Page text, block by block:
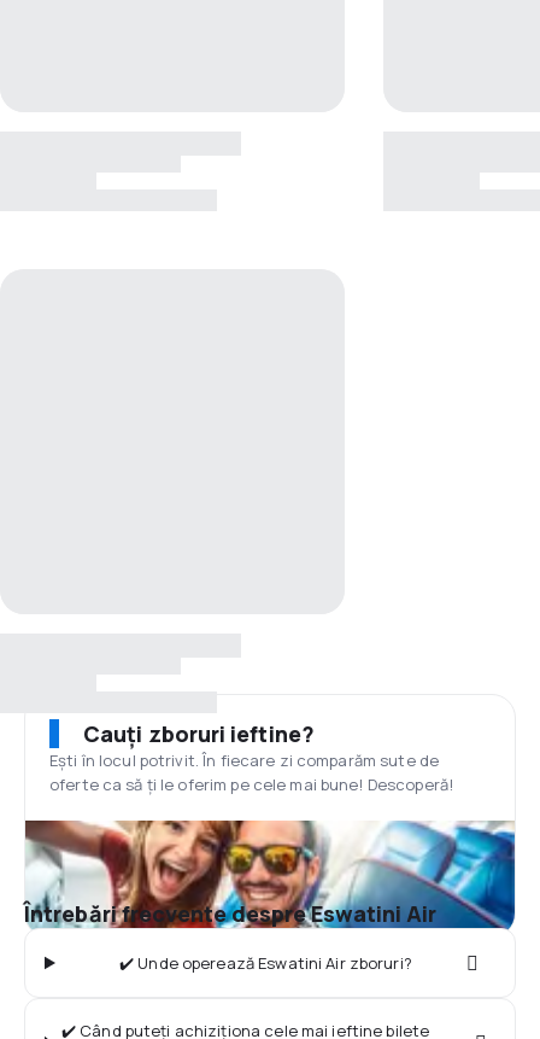
Cauți zboruri ieftine?
Ești în locul potrivit. În fiecare zi comparăm sute de
oferte ca să ți le oferim pe cele mai bune! Descoperă!
Întrebări frecvente despre Eswatini Air
✔️ Unde operează Eswatini Air zboruri?
✔️ Când puteți achiziționa cele mai ieftine bilete